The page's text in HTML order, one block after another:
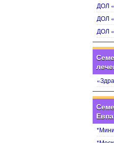
ДОЛ
ДОЛ
ДОЛ